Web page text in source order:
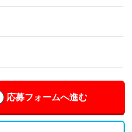
応募フォームへ進む